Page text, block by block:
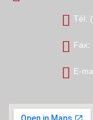
Tél:
Fax:
E-